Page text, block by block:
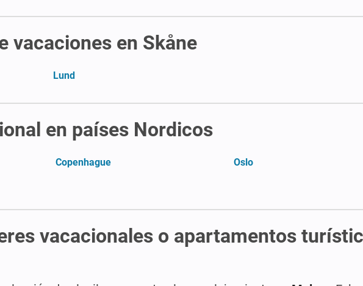
vacaciones en Skåne
Lund
en países Nordicos
Copenhague Oslo
vacacionales o apartamentos